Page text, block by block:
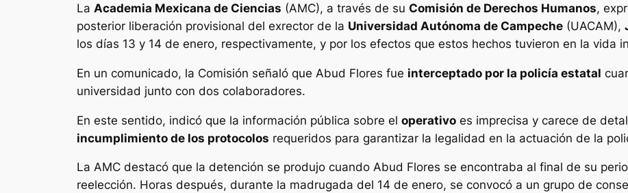
La Academia Mexicana de Ciencias (AMC), a través de su Comisión de Derechos Humanos,
posterior liberación provisional del exrector de la Universidad Autónoma de Campeche (UACAM),
los días 13 y 14 de enero, respectivamente, y por los efectos que estos hechos tuvieron en la vida
En un comunicado, la Comisión señaló que Abud Flores fue interceptado por la policía estatal
universidad junto con dos colaboradores.
En este sentido, indicó que la información pública sobre el operativo es imprecisa y carece de
incumplimiento de los protocolos requeridos para garantizar la legalidad en la actuación de la
La AMC destacó que la detención se produjo cuando Abud Flores se encontraba al final de su
reelección. Horas después, durante la madrugada del 14 de enero, se convocó a un grupo de